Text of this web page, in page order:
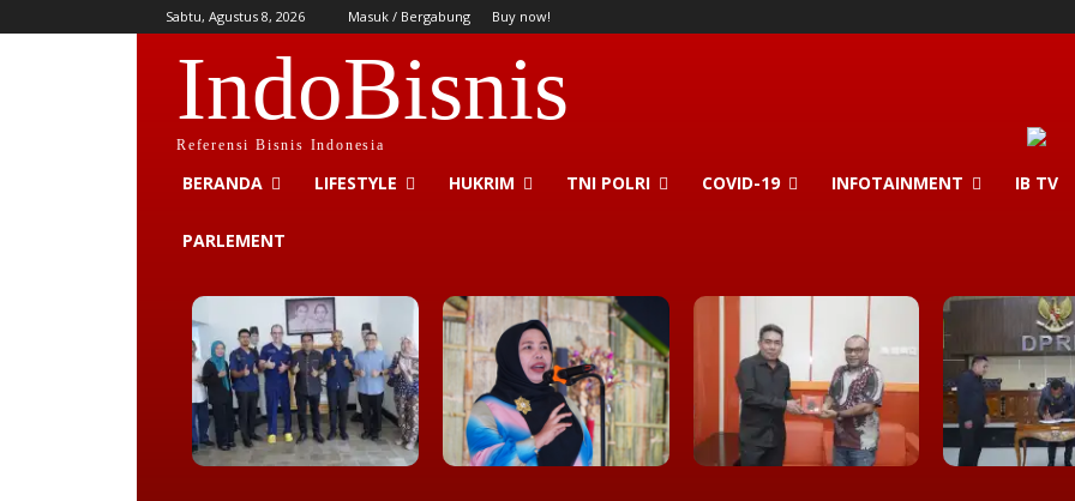
Sabtu, Agustus 8, 2026 Masuk / Bergabung Buy now!
IndoBisnis
Referensi Bisnis Indonesia
BERANDA LIFESTYLE HUKRIM TNI POLRI COVID-19 INFOTAINMENT IB TV
PARLEMENT